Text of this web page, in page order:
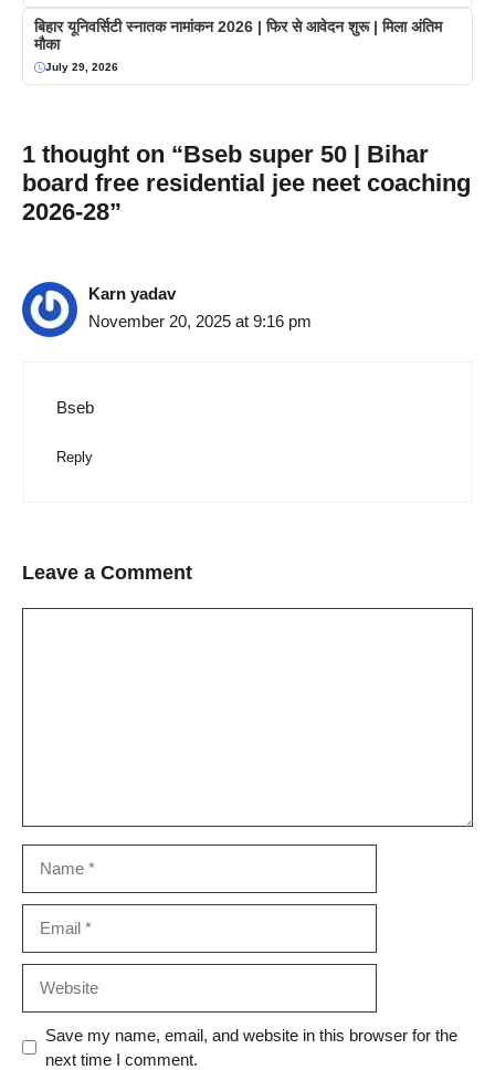
बिहार यूनिवर्सिटी स्नातक नामांकन 2026 | फिर से आवेदन शुरू | मिला अंतिम
मौका
July 29, 2026
1 thought on “Bseb super 50 | Bihar
board free residential jee neet coaching
2026-28”
Karn yadav
November 20, 2025 at 9:16 pm
Bseb
Reply
Leave a Comment
Save my name, email, and website in this browser for the
next time I comment.